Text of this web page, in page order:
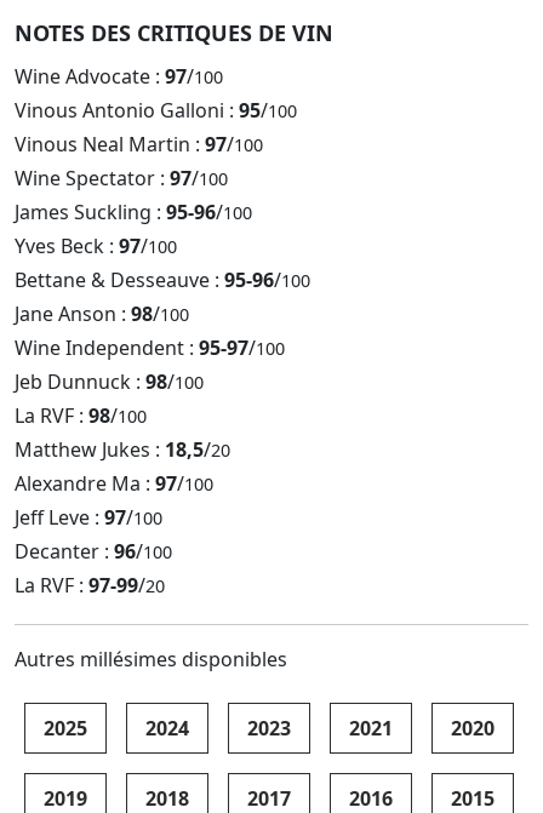
NOTES DES CRITIQUES DE VIN
Wine Advocate : 97/100
Vinous Antonio Galloni : 95/100
Vinous Neal Martin : 97/100
Wine Spectator : 97/100
James Suckling : 95-96/100
Yves Beck : 97/100
Bettane & Desseauve : 95-96/100
Jane Anson : 98/100
Wine Independent : 95-97/100
Jeb Dunnuck : 98/100
La RVF : 98/100
Matthew Jukes : 18,5/20
Alexandre Ma : 97/100
Jeff Leve : 97/100
Decanter : 96/100
La RVF : 97-99/20
Autres millésimes disponibles
2025 2024 2023 2021 2020
2019 2018 2017 2016 2015